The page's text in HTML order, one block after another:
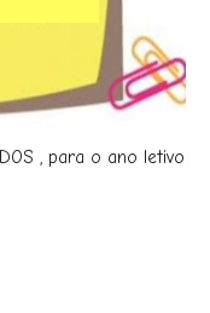
, para o ano letivo